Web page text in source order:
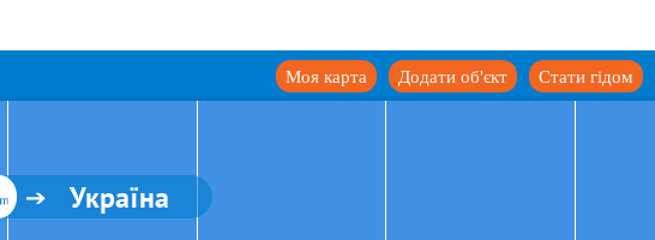
Стати гідом
Додати об'єкт
Моя карта
Україна